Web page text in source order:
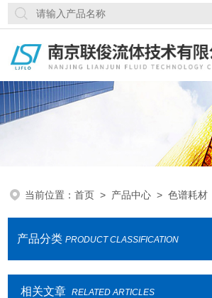
当前位置：首页 > 产品中心 >色谱耗材
产品分类 PRODUCT CLASSIFICATION
相关文章 RELATED ARTICLES